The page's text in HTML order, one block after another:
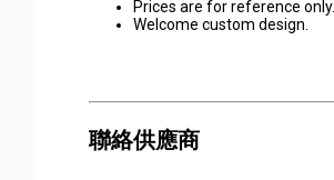
Prices are for reference only.
Welcome custom design.
聯絡供應商